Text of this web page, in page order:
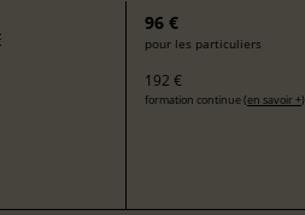
96 €
pour les particuliers
192 €
formation continue (en savoir +)